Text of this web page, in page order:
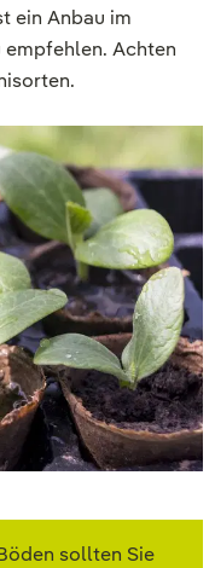
ein Anbau im
Achten
sollten Sie